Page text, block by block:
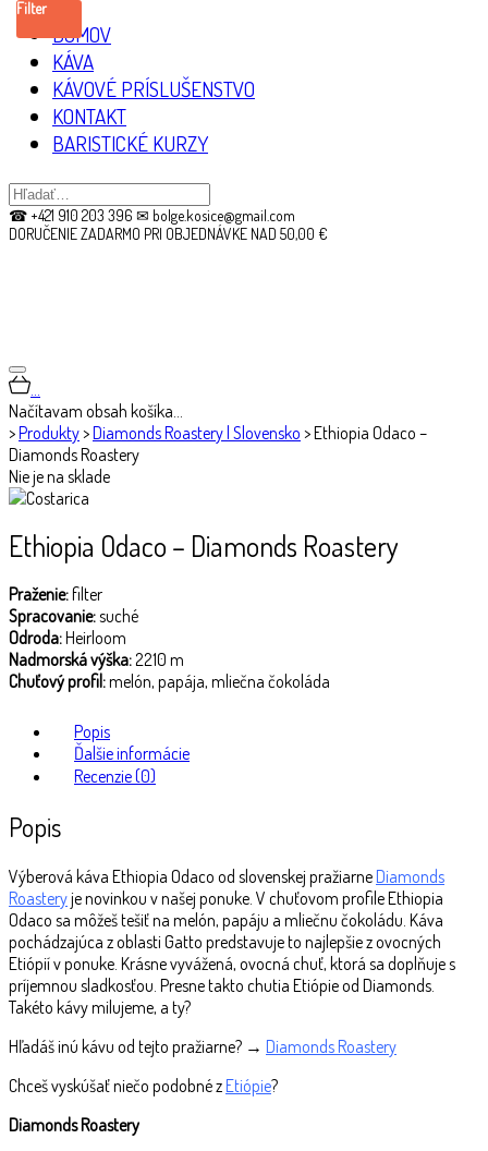
DOMOV
KÁVA
KÁVOVÉ PRÍSLUŠENSTVO
KONTAKT
BARISTICKÉ KURZY
☎ +421 910 203 396 ✉ bolge.kosice@gmail.com
DORUČENIE ZADARMO PRI OBJEDNÁVKE NAD 50,00 €
…
Načítavam obsah košíka…
>Produkty>Diamonds Roastery | Slovensko >Ethiopia Odaco –
Diamonds Roastery
Nie je na sklade
Filter
Ethiopia Odaco – Diamonds Roastery
Praženie:filter
Spracovanie:suché
Odroda:Heirloom
Nadmorská výška:2210 m
Chuťový profil:melón, papája, mliečna čokoláda
Popis
Ďalšie informácie
Recenzie (0)
Popis
Výberová káva Ethiopia Odaco od slovenskej pražiarne Diamonds
Roasteryje novinkou v našej ponuke. V chuťovom profile Ethiopia
Odaco sa môžeš tešiť na melón, papáju a mliečnu čokoládu. Káva
pochádzajúca z oblasti Gatto predstavuje to najlepšie z ovocných
Etiópií v ponuke. Krásne vyvážená, ovocná chuť, ktorá sa doplňuje s
príjemnou sladkosťou. Presne takto chutia Etiópie od Diamonds.
Takéto kávy milujeme, a ty?
Hľadáš inú kávu od tejto pražiarne? → Diamonds Roastery
Chceš vyskúšať niečo podobné z Etiópie?
Diamonds Roastery